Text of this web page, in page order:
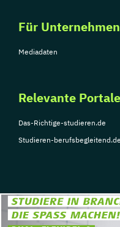
Für Unternehmen
Mediadaten
Relevante Portale
Das-Richtige-studieren.de
Studieren-berufsbegleitend.de
© Copyright 2026, TarGroup Media